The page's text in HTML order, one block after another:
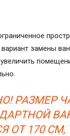
замены
РАЗМЕР
ОТ 170 СМ,